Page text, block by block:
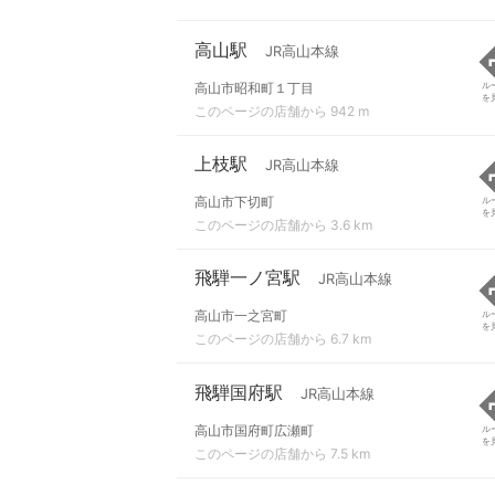
高山駅 JR高山本線
高山市昭和町１丁目
このページの店舗から 942 m
ル
を
上枝駅 JR高山本線
高山市下切町
このページの店舗から 3.6 km
ル
を
飛騨一ノ宮駅 JR高山本線
高山市一之宮町
このページの店舗から 6.7 km
ル
を
飛騨国府駅 JR高山本線
高山市国府町広瀬町
このページの店舗から 7.5 km
ル
を